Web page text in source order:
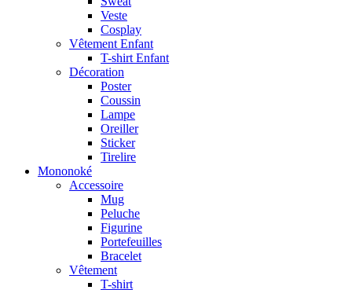
Veste
Cosplay
Vêtement Enfant
T-shirt Enfant
Décoration
Poster
Coussin
Lampe
Oreiller
Sticker
Tirelire
Mononoké
Accessoire
Mug
Peluche
Figurine
Portefeuilles
Bracelet
Vêtement
T-shirt